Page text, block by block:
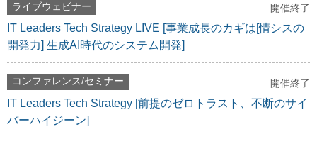
ライブウェビナー 開催終了
IT Leaders Tech Strategy LIVE [事業成長のカギは[情シスの
開発力] 生成AI時代のシステム開発]
コンファレンス/セミナー 開催終了
IT Leaders Tech Strategy [前提のゼロトラスト、不断のサイ
バーハイジーン]